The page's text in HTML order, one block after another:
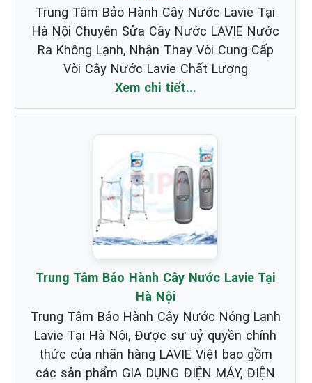
Trung Tâm Bảo Hành Cây Nước Lavie Tại
Hà Nội Chuyên Sửa Cây Nước LAVIE Nước
Ra Không Lạnh, Nhận Thay Vòi Cung Cấp
Vòi Cây Nước Lavie Chất Lượng
Xem chi tiết...
Trung Tâm Bảo Hành Cây Nước Lavie Tại
Hà Nội
Trung Tâm Bảo Hành Cây Nước Nóng Lạnh
Lavie Tại Hà Nội, Được sự uỷ quyền chính
thức của nhãn hàng LAVIE Việt bao gồm
các sản phẩm GIA DỤNG ĐIỆN MÁY, ĐIỆN